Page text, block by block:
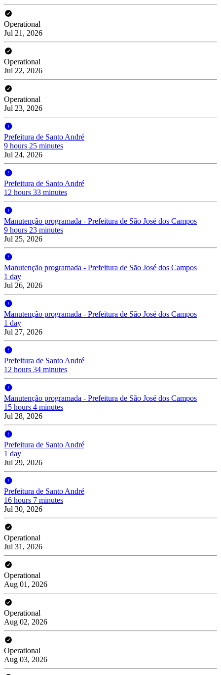
Operational
Jul 21, 2026
Operational
Jul 22, 2026
Operational
Jul 23, 2026
Prefeitura de Santo André
9 hours 25 minutes
Jul 24, 2026
Prefeitura de Santo André
12 hours 33 minutes
Manutenção programada - Prefeitura de São José dos Campos
9 hours 23 minutes
Jul 25, 2026
Manutenção programada - Prefeitura de São José dos Campos
1 day
Jul 26, 2026
Manutenção programada - Prefeitura de São José dos Campos
1 day
Jul 27, 2026
Prefeitura de Santo André
12 hours 34 minutes
Manutenção programada - Prefeitura de São José dos Campos
15 hours 4 minutes
Jul 28, 2026
Prefeitura de Santo André
1 day
Jul 29, 2026
Prefeitura de Santo André
16 hours 7 minutes
Jul 30, 2026
Operational
Jul 31, 2026
Operational
Aug 01, 2026
Operational
Aug 02, 2026
Operational
Aug 03, 2026